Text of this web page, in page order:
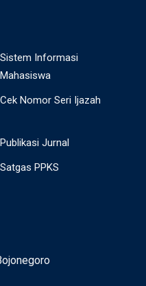
Sistem Informasi
Mahasiswa
Cek Nomor Seri Ijazah
Publikasi Jurnal
Satgas PPKS